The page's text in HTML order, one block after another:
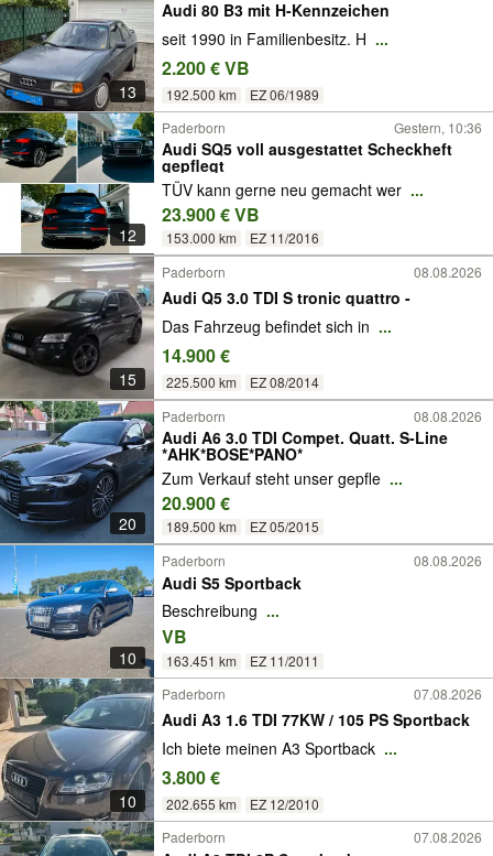
13
Audi 80 B3 mit H-Kennzeichen
seit 1990 in Familienbesitz. H ...
2.200 € VB
192.500 km EZ 06/1989
12
Paderborn Gestern, 10:36
Audi SQ5 voll ausgestattet Scheckheft
gepflegt
TÜV kann gerne neu gemacht wer ...
23.900 € VB
153.000 km EZ 11/2016
15
Paderborn 08.08.2026
Audi Q5 3.0 TDI S tronic quattro -
Das Fahrzeug befindet sich in ...
14.900 €
225.500 km EZ 08/2014
20
Paderborn 08.08.2026
Audi A6 3.0 TDI Compet. Quatt. S-Line
*AHK*BOSE*PANO*
Zum Verkauf steht unser gepfle ...
20.900 €
189.500 km EZ 05/2015
10
Paderborn 08.08.2026
Audi S5 Sportback
Beschreibung ...
VB
163.451 km EZ 11/2011
10
Paderborn 07.08.2026
Audi A3 1.6 TDI 77KW / 105 PS Sportback
Ich biete meinen A3 Sportback ...
3.800 €
202.655 km EZ 12/2010
Paderborn 07.08.2026